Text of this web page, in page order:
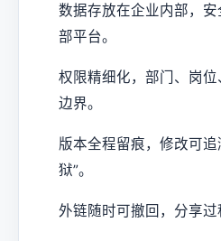
数据存放在企业内部，
部平台。
权限精细化，部门、岗
边界。
版本全程留痕，修改可追
狱”。
外链随时可撤回，分享过